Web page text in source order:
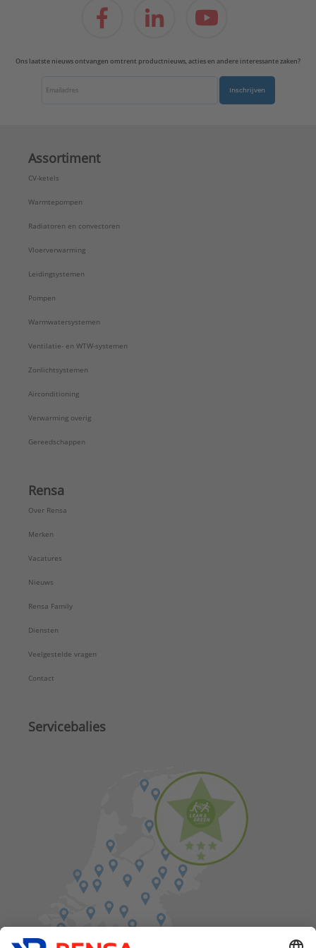
Ons laatste nieuws ontvangen omtrent productnieuws, acties en andere interessante zaken?
Inschrijven
Assortiment
CV-ketels
Warmtepompen
Radiatoren en convectoren
Vloerverwarming
Leidingsystemen
Pompen
Warmwatersystemen
Ventilatie- en WTW-systemen
Zonlichtsystemen
Airconditioning
Verwarming overig
Gereedschappen
Rensa
Over Rensa
Merken
Vacatures
Nieuws
Rensa Family
Diensten
Veelgestelde vragen
Contact
Servicebalies